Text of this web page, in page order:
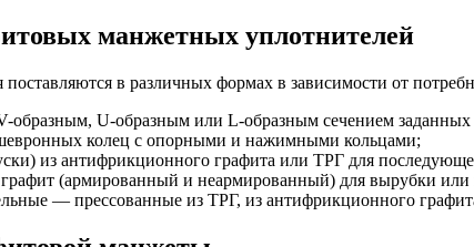
манжетных уплотнителей
в различных формах в зависимости от
образным, U-образным или L-образным сечением заданных
колец с опорными и нажимными кольцами;
из антифрикционного графита или ТРГ для
(армированный и неармированный) для вырубки или
— прессованные из ТРГ, из антифрикционного